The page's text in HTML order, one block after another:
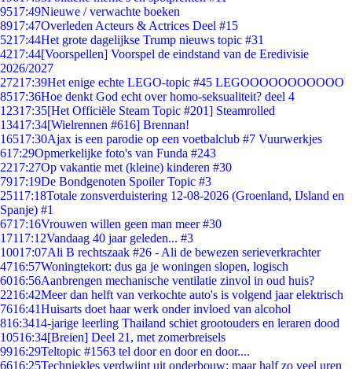
9517:49Nieuwe / verwachte boeken
8917:47Overleden Acteurs & Actrices Deel #15
5217:44Het grote dagelijkse Trump nieuws topic #31
4217:44[Voorspellen] Voorspel de eindstand van de Eredivisie
2026/2027
27217:39Het enige echte LEGO-topic #45 LEGOOOOOOOOOOO
8517:36Hoe denkt God echt over homo-seksualiteit? deel 4
12317:35[Het Officiële Steam Topic #201] Steamrolled
13417:34[Wielrennen #616] Brennan!
16517:30Ajax is een parodie op een voetbalclub #7 Vuurwerkjes
617:29Opmerkelijke foto's van Funda #243
2217:27Op vakantie met (kleine) kinderen #30
7917:19De Bondgenoten Spoiler Topic #3
25117:18Totale zonsverduistering 12-08-2026 (Groenland, IJsland en
Spanje) #1
6717:16Vrouwen willen geen man meer #30
17117:12Vandaag 40 jaar geleden... #3
10017:07Ali B rechtszaak #26 - Ali de bewezen serieverkrachter
4716:57Woningtekort: dus ga je woningen slopen, logisch
6016:56Aanbrengen mechanische ventilatie zinvol in oud huis?
2216:42Meer dan helft van verkochte auto's is volgend jaar elektrisch
7616:41Huisarts doet haar werk onder invloed van alcohol
816:3414-jarige leerling Thailand schiet grootouders en leraren dood
10516:34[Breien] Deel 21, met zomerbreisels
9916:29Teltopic #1563 tel door en door en door....
6616:25Techniekles verdwijnt uit onderbouw: maar half zo veel uren